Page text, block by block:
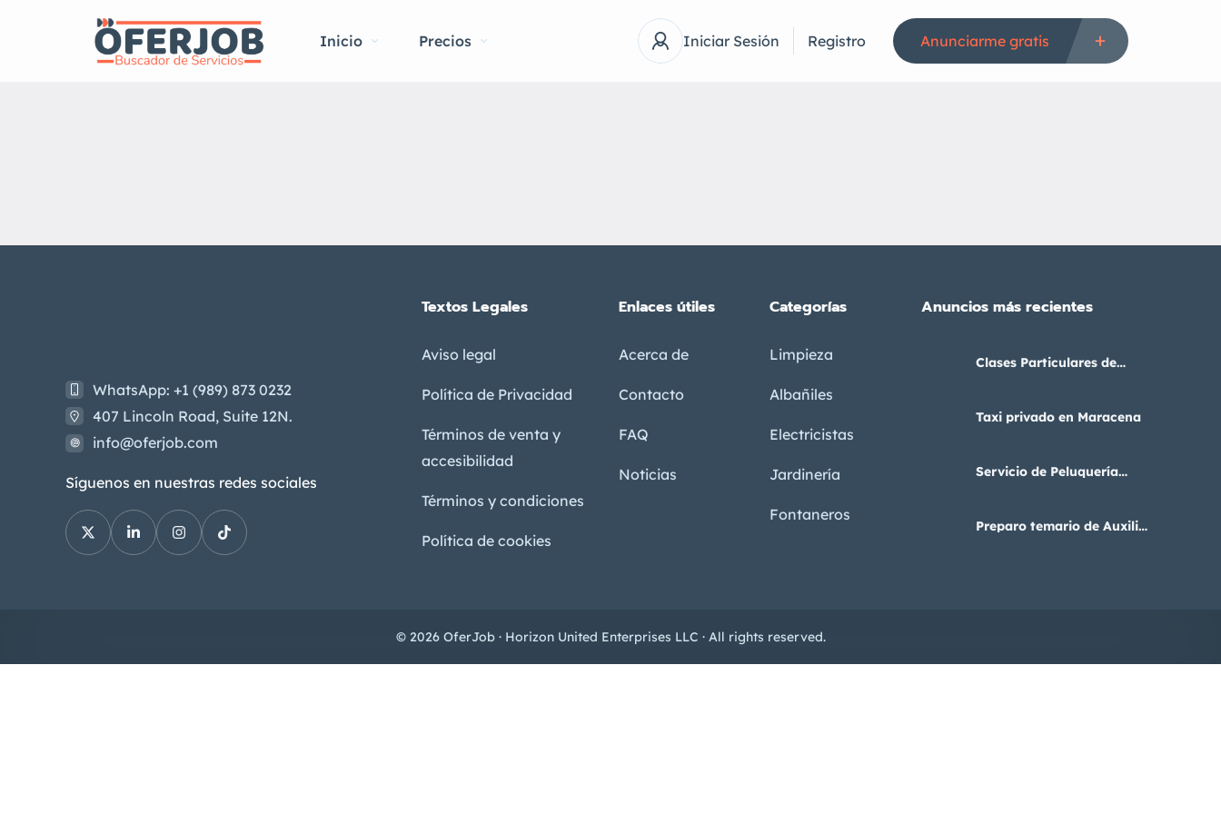
Inicio Precios Iniciar Sesión Registro Anunciarme gratis
WhatsApp: +1 (989) 873 0232
407 Lincoln Road, Suite 12N.
info@oferjob.com
Síguenos en nuestras redes sociales
Textos Legales
Aviso legal
Política de Privacidad
Términos de venta y
accesibilidad
Términos y condiciones
Política de cookies
Enlaces útiles
Acerca de
Contacto
FAQ
Noticias
Categorías
Limpieza
Albañiles
Electricistas
Jardinería
Fontaneros
Anuncios más recientes
Clases Particulares de
Taxi privado en Maracena
Servicio de Peluquería
Preparo temario de Auxiliar
© 2026 OferJob · Horizon United Enterprises LLC · All rights reserved.